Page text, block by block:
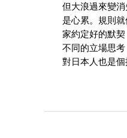
但大浪過來變
是心累。規則
家約定好的默
不同的立場思考
對日本人也是個